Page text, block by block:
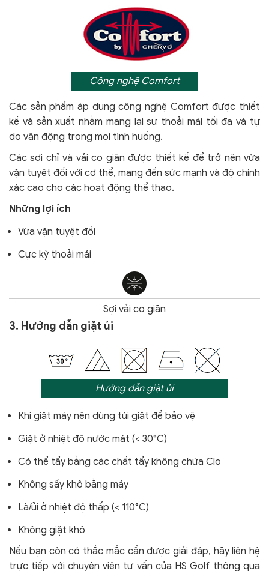
Công nghệ Comfort
Các sản phẩm áp dụng công nghệ Comfortđược thiết
kế và sản xuất nhằm mang lại sự thoải mái tối đa và tự
do vận động trong mọi tình huống.
Các sợi chỉ và vải co giãn được thiết kế để trở nên vừa
vặn tuyệt đối với cơ thể, mang đến sức mạnh và độ chính
xác cao cho các hoạt động thể thao.
Những lợi ích
Vừa vặn tuyệt đối
Cực kỳ thoải mái
Sợi vải co giãn
3. Hướng dẫn giặt ủi
Hướng dẫn giặt ủi
Khi giặt máy nên dùng túi giặt để bảo vệ
Giặt ở nhiệt độ nước mát (< 30°C)
Có thể tẩy bằng các chất tẩy không chứa Clo
Không sấy khô bằng máy
Là/ủi ở nhiệt độ thấp (< 110°C)
Không giặt khô
Nếu bạn còn có thắc mắc cần được giải đáp, hãy liên hệ
trực tiếp với chuyên viên tư vấn của HS Golf thông qua